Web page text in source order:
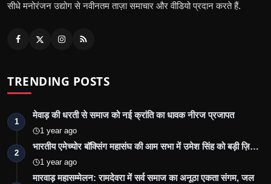
सीधे मनोरंजन उद्योग से नवीनतम ताज़ा समाचार और वीडियो प्रदान करते हैं.
TRENDING POSTS
1
मेवाड़ की धरती से समाज को नई क्रांति का धावक नीरज प्रजापत
1 year ago
2
भारतीय एमेच्योर बॉक्सिंग महासंघ की आम सभा में उमेश सिंह को बड़ी ज़ि…
1 year ago
मारवाड़ महासम्मेलन: रामदेवरा में सर्व समाज का अनूठा एकता संगम, जल